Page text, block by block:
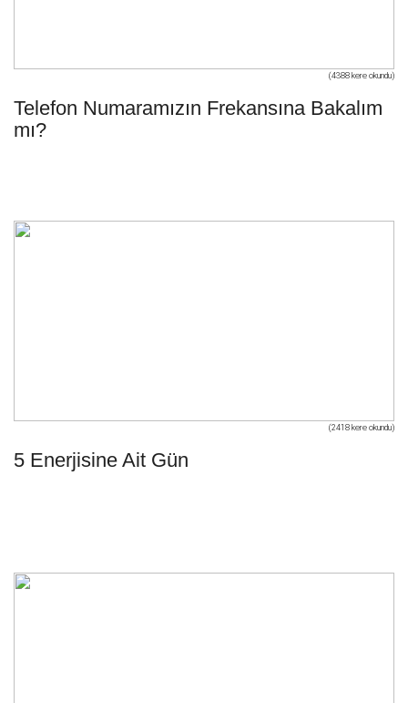
(4388 kere okundu)
Telefon Numaramızın Frekansına Bakalım
mı?
(2418 kere okundu)
5 Enerjisine Ait Gün